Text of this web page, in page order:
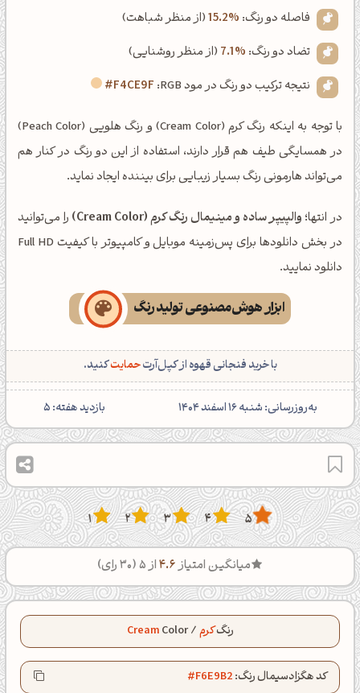
فاصله دو رنگ: 15.2%(از منظر شباهت)
تضاد دو رنگ: 7.1% (از منظر روشنایی)
نتیجه ترکیب دو رنگ در مود RGB:
#F4CE9F
با توجه به اینکه رنگ کرم (Cream Color) و رنگ هلویی (Peach Color)
در همسایگی طیف هم قرار دارند، استفاده از این دو رنگ در کنار هم
می‌تواند هارمونی رنگ بسیار زیبایی برای بیننده ایجاد نماید.
در انتها؛ والپیپر ساده و مینیمال رنگ کرم (Cream Color)
را می‌توانید
در بخش دانلودها برای پس‌زمینه موبایل و کامپیوتر با کیفیت Full HD
دانلود نمایید.
ابزار هوش‌مصنوعی تولید رنگ
با خرید فنجانی قهوه از کپل‌آرتحمایتکنید.
‌به‌روزرسانی: شنبه 16 اسفند 1404 بازدید هفته:5
5
4
3
2
1
میانگین امتیاز4.6از 5 ( 30رای)
رنگکرم/
Color
Cream
کد هگزادسیمال رنگ:#F6E9B2